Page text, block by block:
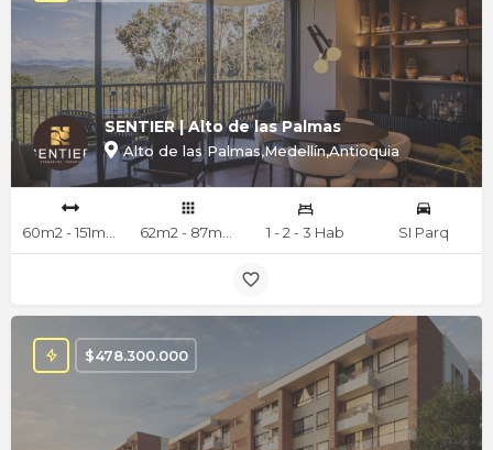
SENTIER | Alto de las Palmas
Alto de las Palmas,Medellín,Antioquia
1 - 2 - 3 Hab SI Parq
$478.300.000